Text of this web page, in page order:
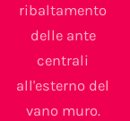
ribaltamento
delle ante
centrali
all'esterno del
vano muro.